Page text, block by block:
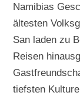
Namibias
ältesten
San laden zu
Reisen
tiefsten